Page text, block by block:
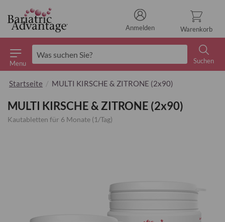
Menu
Suchen
Warenkorb
Anmelden
Startseite MULTI KIRSCHE & ZITRONE (2x90)
MULTI KIRSCHE & ZITRONE (2x90)
Kautabletten für 6 Monate (1/Tag)